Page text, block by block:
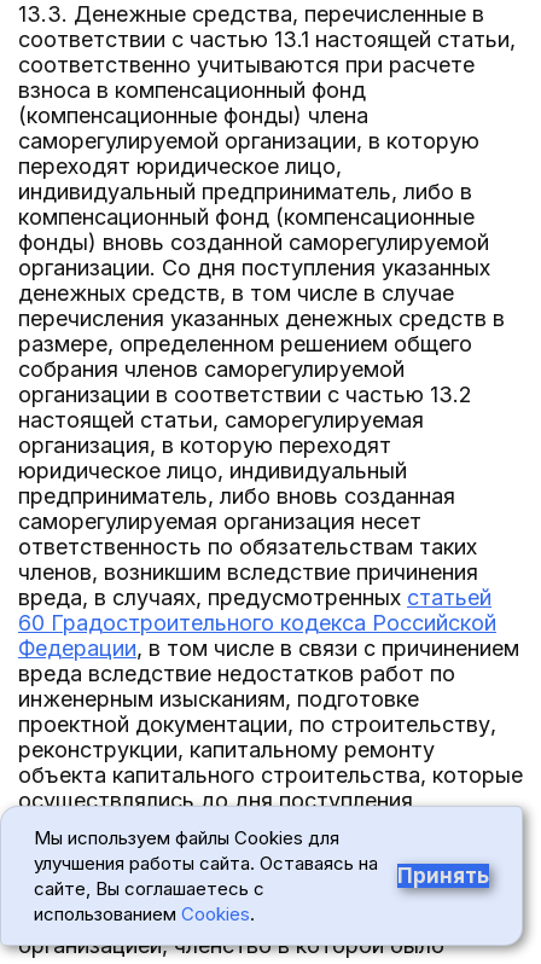
13.3. Денежные средства, перечисленные в
соответствии с частью 13.1 настоящей статьи,
соответственно учитываются при расчете
взноса в компенсационный фонд
(компенсационные фонды) члена
саморегулируемой организации, в которую
переходят юридическое лицо,
индивидуальный предприниматель, либо в
компенсационный фонд (компенсационные
фонды) вновь созданной саморегулируемой
организации. Со дня поступления указанных
денежных средств, в том числе в случае
перечисления указанных денежных средств в
размере, определенном решением общего
собрания членов саморегулируемой
организации в соответствии с частью 13.2
настоящей статьи, саморегулируемая
организация, в которую переходят
юридическое лицо, индивидуальный
предприниматель, либо вновь созданная
саморегулируемая организация несет
ответственность по обязательствам таких
членов, возникшим вследствие причинения
вреда, в случаях, предусмотренных статьей
60 Градостроительного кодекса Российской
Федерации, в том числе в связи с причинением
вреда вследствие недостатков работ по
инженерным изысканиям, подготовке
проектной документации, по строительству,
реконструкции, капитальному ремонту
объекта капитального строительства, которые
осуществлялись до дня поступления
указанных денежных средств в
компенсационный фонд возмещения вреда
саморегулируемой организации.
13.4. Со дня перечисления саморегулируемой
организацией, членство в которой было
Мы используем файлы Cookies для
улучшения работы сайта. Оставаясь на
сайте, Вы соглашаетесь с
использованием Cookies.
Принять